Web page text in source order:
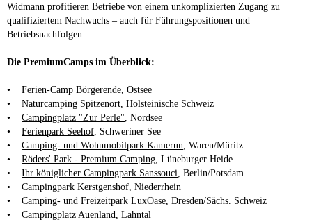
Widmann profitieren Betriebe von einem unkomplizierten Zugang zu
qualifiziertem Nachwuchs – auch für Führungspositionen und
Betriebsnachfolgen.
Die PremiumCamps im Überblick:
• Ferien-Camp Börgerende , Ostsee
• Naturcamping Spitzenort , Holsteinische Schweiz
• Campingplatz "Zur Perle" , Nordsee
• Ferienpark Seehof , Schweriner See
• Camping- und Wohnmobilpark Kamerun , Waren/Müritz
• Röders' Park - Premium Camping , Lüneburger Heide
• Ihr königlicher Campingpark Sanssouci , Berlin/Potsdam
• Campingpark Kerstgenshof , Niederrhein
• Camping- und Freizeitpark LuxOase , Dresden/Sächs. Schweiz
• Campingplatz Auenland
, Lahntal